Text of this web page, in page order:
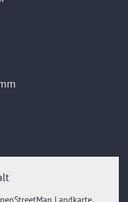
Landkarte,